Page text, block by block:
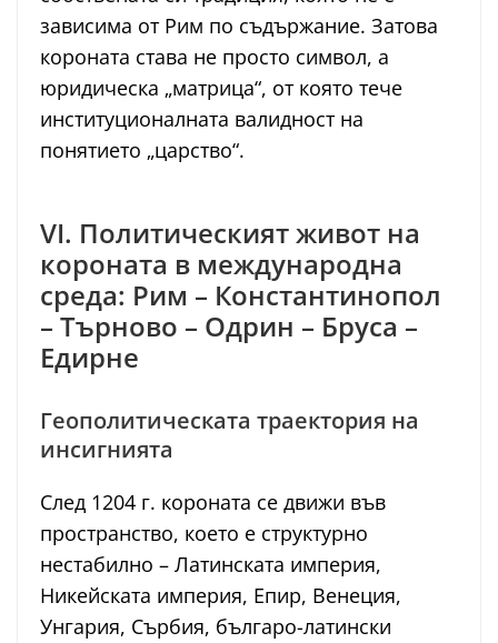
зависима от Рим по съдържание. Затова
короната става не просто символ, а
юридическа „матрица“, от която тече
институционалната валидност на
понятието „царство“.
VI. Политическият живот на
короната в международна
среда: Рим – Константинопол
– Търново – Одрин – Бруса –
Едирне
Геополитическата траектория на
инсигнията
След 1204 г. короната се движи във
пространство, което е структурно
нестабилно – Латинската империя,
Никейската империя, Епир, Венеция,
Унгария, Сърбия, българо-латински